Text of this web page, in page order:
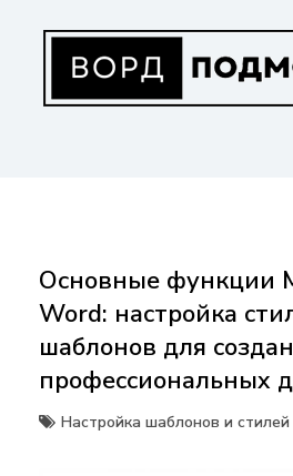
содержанию
Основные функции
Word: настройка
шаблонов для
профессиональных
Настройка шаблонов и стилей